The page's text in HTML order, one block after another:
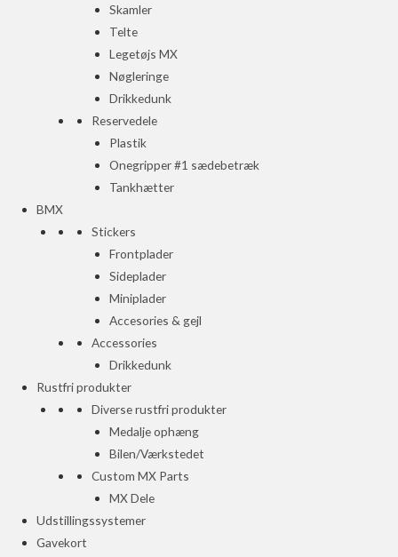
Skamler
Telte
Legetøjs MX
Nøgleringe
Drikkedunk
Reservedele
Plastik
Onegripper #1 sædebetræk
Tankhætter
BMX
Stickers
Frontplader
Sideplader
Miniplader
Accesories & gejl
Accessories
Drikkedunk
Rustfri produkter
Diverse rustfri produkter
Medalje ophæng
Bilen/Værkstedet
Custom MX Parts
MX Dele
Udstillingssystemer
Gavekort